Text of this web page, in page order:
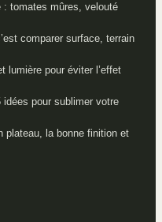
: tomates mûres, velouté
comparer surface, terrain
lumière pour éviter l’effet
pour sublimer votre
plateau, la bonne finition et